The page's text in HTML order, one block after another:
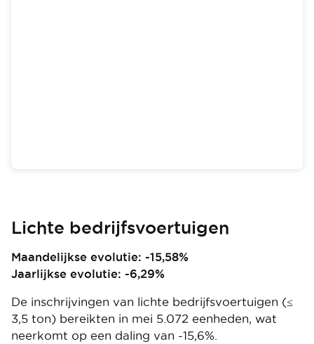
Lichte bedrijfsvoertuigen
Maandelijkse evolutie: -15,58%
Jaarlijkse evolutie: -6,29%
De inschrijvingen van lichte bedrijfsvoertuigen (≤
3,5 ton) bereikten in mei 5.072 eenheden, wat
neerkomt op een daling van -15,6%.